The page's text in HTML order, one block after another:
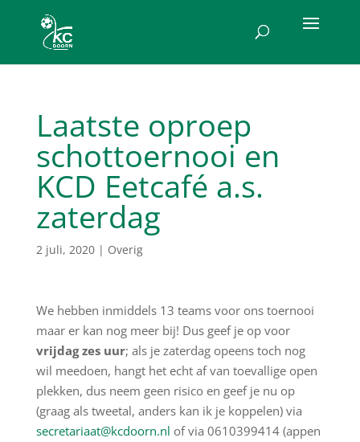
Laatste oproep
schottoernooi en
KCD Eetcafé a.s.
zaterdag
2 juli, 2020| Overig
We hebben inmiddels 13 teams voor ons toernooi
maar er kan nog meer bij! Dus geef je op voor
vrijdag zes uur; als je zaterdag opeens toch nog
wil meedoen, hangt het echt af van toevallige open
plekken, dus neem geen risico en geef je nu op
(graag als tweetal, anders kan ik je koppelen) via
secretariaat@kcdoorn.nl of via 0610399414 (appen